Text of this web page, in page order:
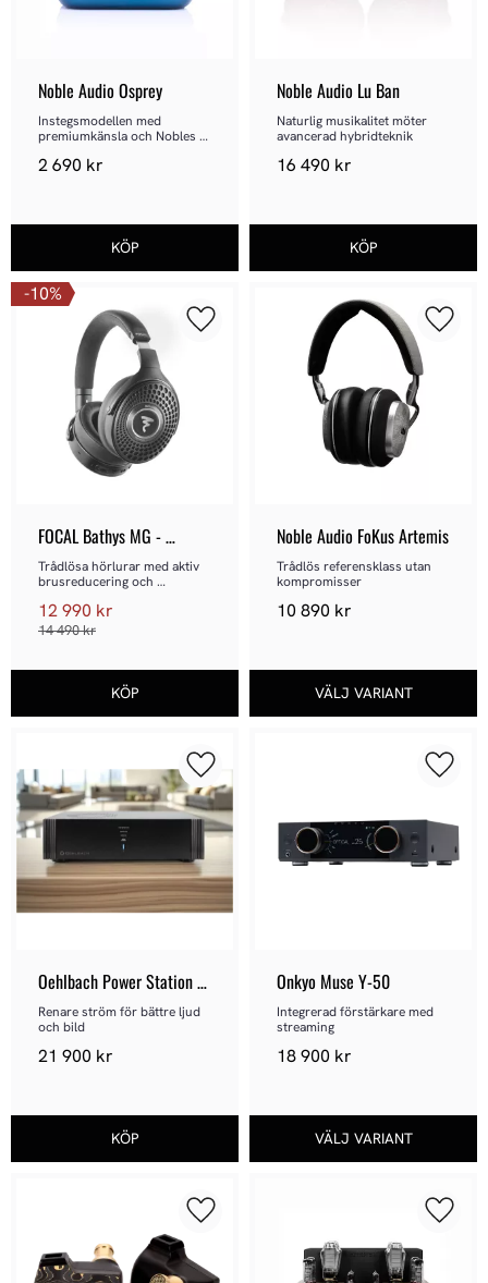
Noble Audio Osprey
Instegsmodellen med
premiumkänsla och Nobles
2 690 kr
Noble Audio Lu Ban
Naturlig musikalitet möter
avancerad hybridteknik
16 490 kr
FOCAL Bathys MG -
Grephen Grey
Trådlösa hörlurar med aktiv
brusreducering och
12 990 kr
14 490kr
10%
Lägg till i favoriter
Noble Audio FoKus Artemis
Trådlös referensklass utan
kompromisser
10 890 kr
Lägg
Oehlbach Power Station
1009
Renare ström för bättre ljud
och bild
21 900 kr
Lägg till i favoriter
Onkyo Muse Y-50
Integrerad förstärkare med
streaming
18 900 kr
Lägg
Lägg till i favoriter Lägg